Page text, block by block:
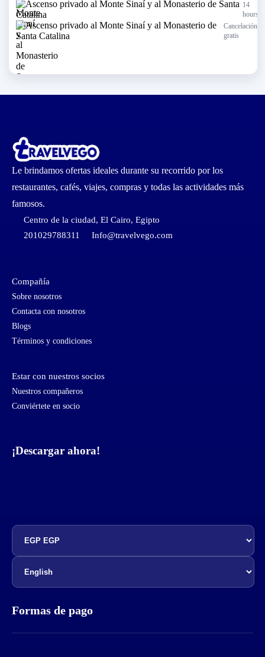
14
hours
Cancelación
gratis
Le brindamos ofertas ideales durante su recorrido por los
restaurantes, cafés, viajes, compras y todas las actividades más
famosos.
Centro de la ciudad, El Cairo, Egipto
201029788311
Info@travelvego.com
Compañía
Sobre nosotros
Contacta con nosotros
Blogs
Términos y condiciones
Estar con nuestros socios
Nuestros compañeros
Conviértete en socio
¡Descargar ahora!
Formas de pago